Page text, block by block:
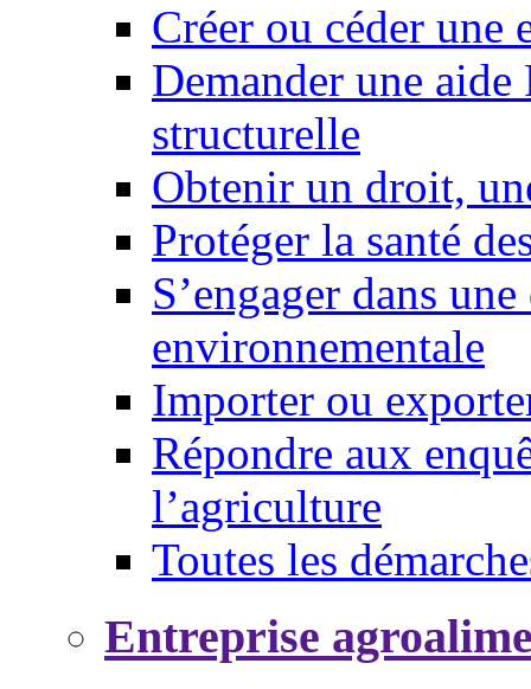
Créer ou céder une
Demander une
structurelle
Obtenir un droit,
Protéger la santé
S’engager dans
environnementale
Importer ou
Répondre aux
l’agriculture
Toutes les
Entreprise